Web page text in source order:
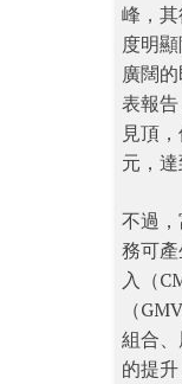
峰，
度明
廣闊
表報
見頂
元，達
不過
務可
入（
（
組合
的提